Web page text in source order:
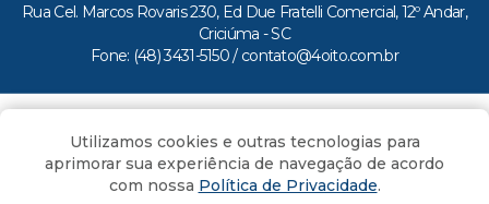
Rua Cel. Marcos Rovaris 230, Ed Due Fratelli Comercial, 12º Andar,
Criciúma - SC
Fone: (48) 3431-5150 / contato@4oito.com.br
Todos os direitos reservados ao Portal 4oito
Utilizamos cookies e outras tecnologias para
aprimorar sua experiência de navegação de acordo
com nossa Política de Privacidade.